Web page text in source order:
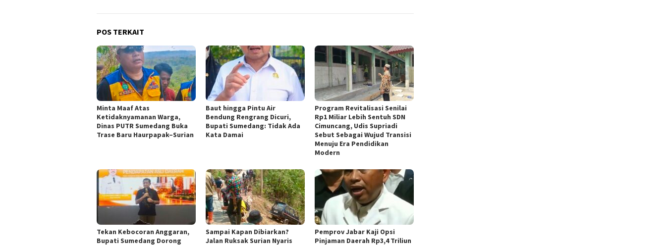
POS TERKAIT
Minta Maaf Atas
Ketidaknyamanan Warga,
Dinas PUTR Sumedang Buka
Trase Baru Haurpapak–Surian
Baut hingga Pintu Air
Bendung Rengrang Dicuri,
Bupati Sumedang: Tidak Ada
Kata Damai
Program Revitalisasi Senilai
Rp1 Miliar Lebih Sentuh SDN
Cimuncang, Udis Supriadi
Sebut Sebagai Wujud Transisi
Menuju Era Pendidikan
Modern
Tekan Kebocoran Anggaran,
Bupati Sumedang Dorong
Sampai Kapan Dibiarkan?
Jalan Ruksak Surian Nyaris
Pemprov Jabar Kaji Opsi
Pinjaman Daerah Rp3,4 Triliun